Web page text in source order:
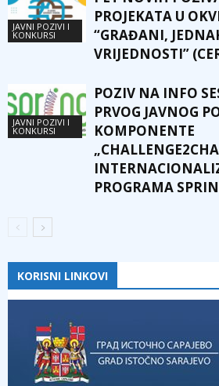
JAVNI POZIVI I
KONKURSI
PROJEKATA U
“GRAĐANI,
VRIJEDNOSTI”
JAVNI POZIVI I
KONKURSI
POZIV NA INFO
PRVOG JAVNOG
KOMPONENTE
PROGRAMA
KORISNI LINKOVI